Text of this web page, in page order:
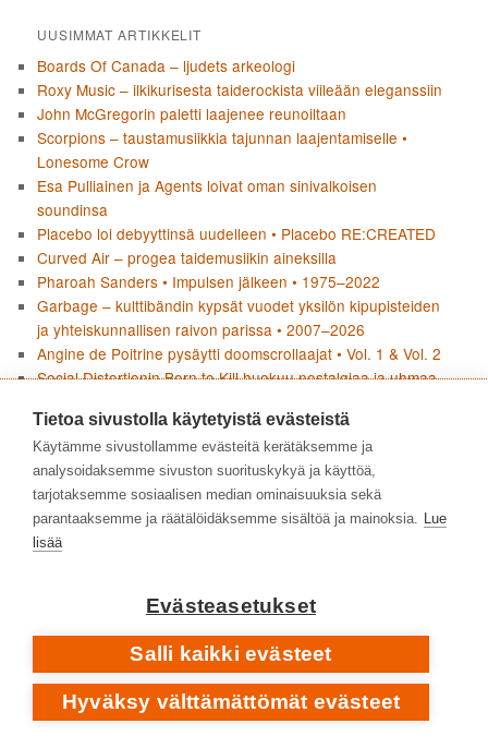
UUSIMMAT ARTIKKELIT
Boards Of Canada – ljudets arkeologi
Roxy Music – ilkikurisesta taiderockista viileään eleganssiin
John McGregorin paletti laajenee reunoiltaan
Scorpions – taustamusiikkia tajunnan laajentamiselle •
Lonesome Crow
Esa Pulliainen ja Agents loivat oman sinivalkoisen
soundinsa
Placebo loi debyyttinsä uudelleen • Placebo RE:CREATED
Curved Air – progea taidemusiikin aineksilla
Pharoah Sanders • Impulsen jälkeen • 1975–2022
Garbage – kulttibändin kypsät vuodet yksilön kipupisteiden
ja yhteiskunnallisen raivon parissa • 2007–2026
Angine de Poitrine pysäytti doomscrollaajat • Vol. 1 & Vol. 2
Social Distortionin Born to Kill huokuu nostalgiaa ja uhmaa
Joni Mitchellin Blue ei jätä mitään kertomatta
Pharoah Sanders – tyyntä, myrskyä ja tuliperäistä voimaa •
1964–1974
Flean paluu jazzjuurille • Honora
KIRJOITTAJAT
Tietoa sivustolla käytetyistä evästeistä
Käytämme sivustollamme evästeitä kerätäksemme ja
analysoidaksemme sivuston suorituskykyä ja käyttöä,
tarjotaksemme sosiaalisen median ominaisuuksia sekä
parantaaksemme ja räätälöidäksemme sisältöä ja mainoksia. Lue
lisää
Evästeasetukset
Salli kaikki evästeet
Hyväksy välttämättömät evästeet